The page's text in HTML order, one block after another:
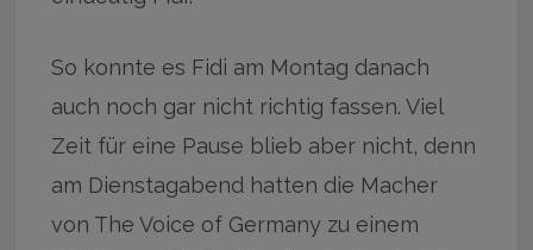
So konnte es Fidi am Montag danach
auch noch gar nicht richtig fassen. Viel
Zeit für eine Pause blieb aber nicht, denn
am Dienstagabend hatten die Macher
von The Voice of Germany zu einem